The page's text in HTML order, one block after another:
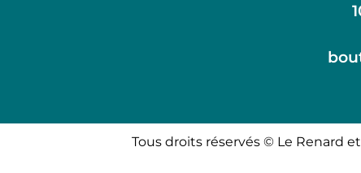
Tous droits réservés © Le Renard